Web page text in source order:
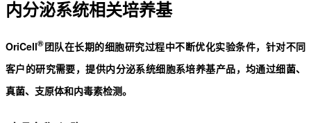
内分泌系统相关培养基
OriCell®团队在长期的细胞研究过程中不断优化实验条件，针对不同
客户的研究需要，提供内分泌系统细胞系培养基产品，均通过细菌、
真菌、支原体和内毒素检测。